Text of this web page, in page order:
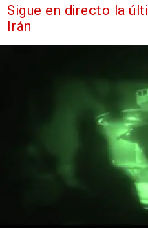
Sigue en directo la
Irán